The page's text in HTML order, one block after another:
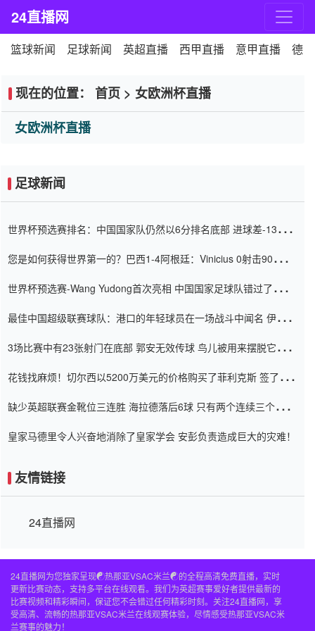
24直播网
篮球新闻 足球新闻 英超直播 西甲直播 意甲直播 德
现在的位置： 首页 > 女欧洲杯直播
女欧洲杯直播
足球新闻
世界杯预选赛排名：中国国家队仍然以6分排名底部 进球差-13令人
您是如何获得世界第一的？巴西1-4阿根廷：Vinicius 0射击90分钟
世界杯预选赛-Wang Yudong首次亮相 中国国家足球队错过了世界
最佳中国超级联赛球队：港口的年轻球员在一场战斗中闻名 伊万放
3场比赛中有23张射门在底部 郭安无效传球 鸟儿被用来摆脱它
花钱找麻烦！切尔西以5200万美元的价格购买了菲利克斯 签了7年
缺少英超联赛金靴位三连胜 海拉德落后6球 只有两个连续三个连续
皇家马德里令人兴奋地消除了皇家学会 安彭负责造成巨大的灾难！
友情链接
24直播网
24直播网为您独家呈现☯️热那亚VSAC米兰☯️的全程高清免费直播，实时
更新比赛动态，支持多平台在线观看。我们为英超赛事爱好者提供最新的
比赛视频和精彩瞬间，保证您不会错过任何精彩时刻。关注24直播网，享
受高清、流畅的热那亚VSAC米兰在线观赛体验，尽情感受热那亚VSAC米
兰赛事的魅力！